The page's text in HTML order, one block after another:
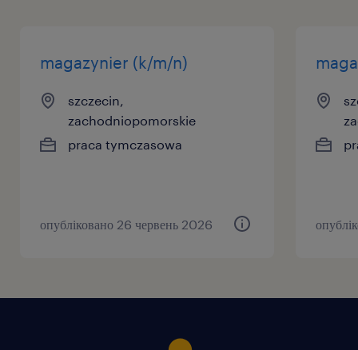
magazynier (k/m/n)
szczecin,
zachodniopomorskie
praca tymczasowa
опубліковано 26 червень 2026